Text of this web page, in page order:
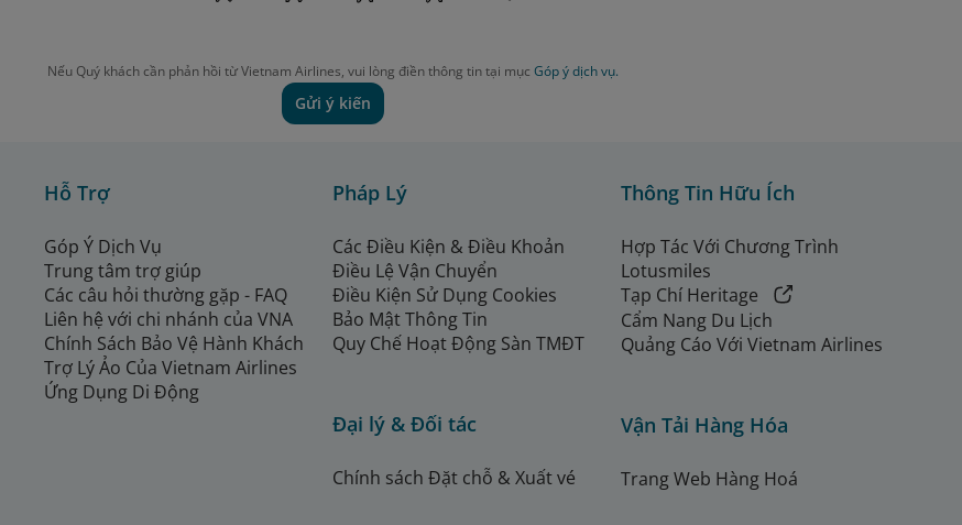
Nếu Quý khách cần phản hồi từ Vietnam Airlines, vui lòng điền thông tin tại mục Góp ý dịch vụ.
Gửi ý kiến
Hỗ Trợ
Góp Ý Dịch Vụ
Trung tâm trợ giúp
Các câu hỏi thường gặp - FAQ
Liên hệ với chi nhánh của VNA
Chính Sách Bảo Vệ Hành Khách
Trợ Lý Ảo Của Vietnam Airlines
Ứng Dụng Di Động
Pháp Lý
Các Điều Kiện & Điều Khoản
Điều Lệ Vận Chuyển
Điều Kiện Sử Dụng Cookies
Bảo Mật Thông Tin
Quy Chế Hoạt Động Sàn TMĐT
Đại lý & Đối tác
Chính sách Đặt chỗ & Xuất vé
Thông Tin Hữu Ích
Hợp Tác Với Chương Trình
Lotusmiles
Tạp Chí Heritage
Cẩm Nang Du Lịch
Quảng Cáo Với Vietnam Airlines
Vận Tải Hàng Hóa
Trang Web Hàng Hoá